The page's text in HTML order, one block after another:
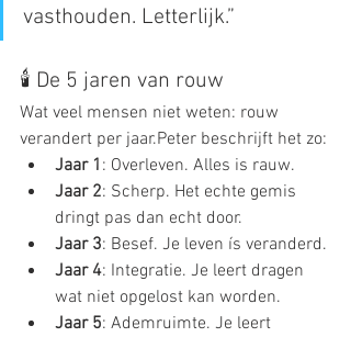
vasthouden. Letterlijk.”
🕯️ De 5 jaren van rouw
Wat veel mensen niet weten: rouw
verandert per jaar.Peter beschrijft het zo:
Jaar 1 : Overleven. Alles is rauw.
Jaar 2: Scherp. Het echte gemis
dringt pas dan echt door.
Jaar 3: Besef. Je leven ís veranderd.
Jaar 4: Integratie. Je leert dragen
wat niet opgelost kan worden.
Jaar 5: Ademruimte. Je leert